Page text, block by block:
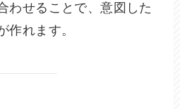
わせることで、意図した
作れます。